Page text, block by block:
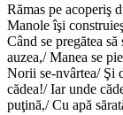
Rămas pe acoperiş
Manole îşi
Când se pregătea
auzea,/ Manea se
Norii se-nvârtea/ Şi
cădea!/ Iar unde
puţină,/ Cu apă